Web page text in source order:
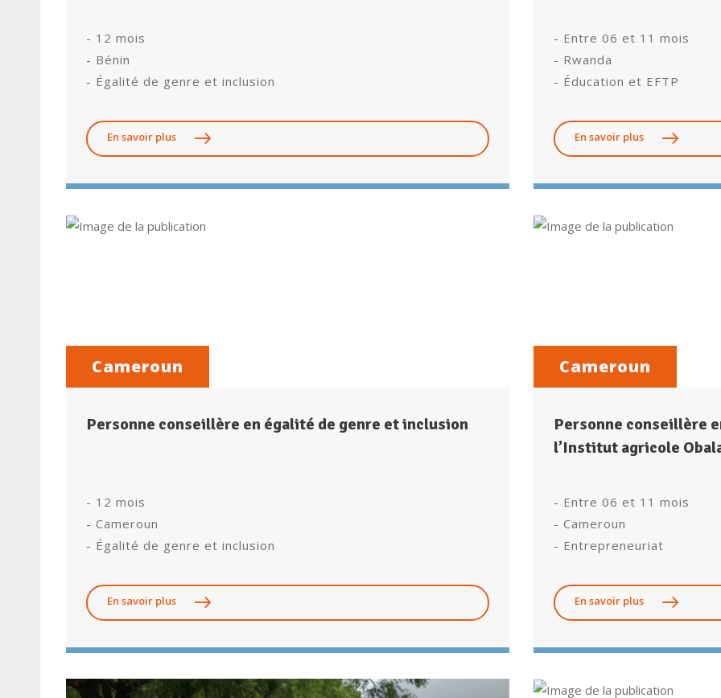
- 12 mois
- Bénin
- Égalité de genre et inclusion
En savoir plus
- Entre 06 et 11 mois
- Rwanda
- Éducation et EFTP
En savoir plus
Cameroun
Personne conseillère en égalité de genre et inclusion
- 12 mois
- Cameroun
- Égalité de genre et inclusion
En savoir plus
Cameroun
Personne conseillère
l’Institut agricole
- Entre 06 et 11 mois
- Cameroun
- Entrepreneuriat
En savoir plus